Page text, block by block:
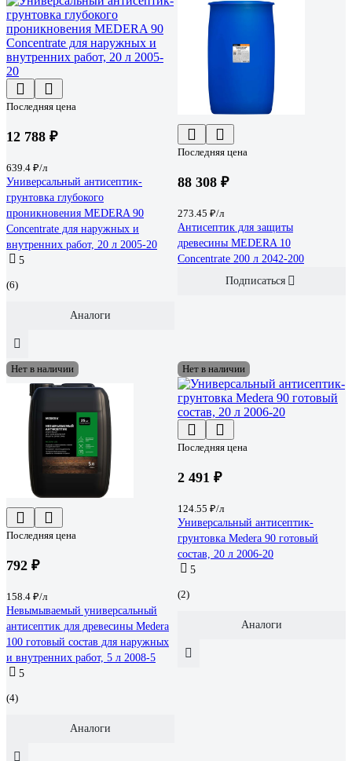
Последняя цена
12 788 ₽
639.4 ₽/л
Универсальный антисептик-
грунтовка глубокого
проникновения MEDERA 90
Concentrate для наружных и
внутренних работ, 20 л 2005-20
5
(6)
Аналоги
Последняя цена
88 308 ₽
273.45 ₽/л
Антисептик для защиты
древесины MEDERA 10
Concentrate 200 л 2042-200
Подписаться
Нет в наличии
Последняя цена
792 ₽
158.4 ₽/л
Невымываемый универсальный
антисептик для древесины Medera
100 готовый состав для наружных
и внутренних работ, 5 л 2008-5
5
(4)
Аналоги
Нет в наличии
Последняя цена
2 491 ₽
124.55 ₽/л
Универсальный антисептик-
грунтовка Medera 90 готовый
состав, 20 л 2006-20
5
(2)
Аналоги